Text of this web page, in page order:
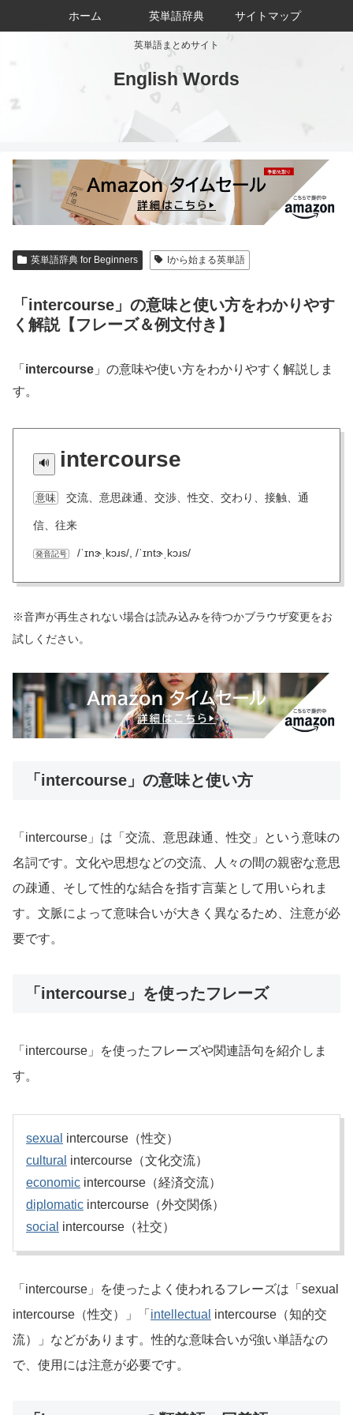
英単語まとめサイト
English Words
ホーム 英単語辞典 サイトマップ
英単語辞典 for Beginners Iから始まる英単語
「intercourse」の意味と使い方をわかりやす
く解説【フレーズ＆例文付き】
「 intercourse 」の意味や使い方をわかりやすく解説しま
す。
intercourse
意味 交流、意思疎通、交渉、性交、交わり、接触、通
信、往来
発音記号 /ˈɪnɝˌkɔɹs/, /ˈɪntɝˌkɔɹs/
※音声が再生されない場合は読み込みを待つかブラウザ変更をお
試しください。
「intercourse」の意味と使い方
「intercourse」は「交流、意思疎通、性交」という意味の
名詞です。文化や思想などの交流、人々の間の親密な意思
の疎通、そして性的な結合を指す言葉として用いられま
す。文脈によって意味合いが大きく異なるため、注意が必
要です。
「intercourse」を使ったフレーズ
「intercourse」を使ったフレーズや関連語句を紹介しま
す。
sexual intercourse（性交）
cultural intercourse（文化交流）
economic intercourse（経済交流）
diplomatic intercourse（外交関係）
social intercourse（社交）
「intercourse」を使ったよく使われるフレーズは「sexual
intercourse（性交）」「 intellectual intercourse（知的交
流）」などがあります。性的な意味合いが強い単語なの
で、使用には注意が必要です。